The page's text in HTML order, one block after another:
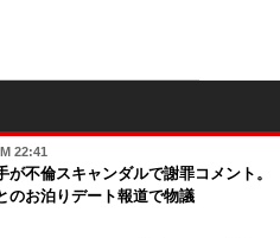
22:41
が不倫スキャンダルで謝罪コメント。
のお泊りデート報道で物議